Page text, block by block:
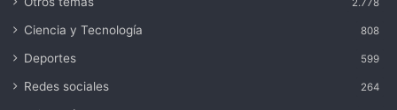
Ciencia y Tecnología 808
Deportes 599
Redes sociales 264